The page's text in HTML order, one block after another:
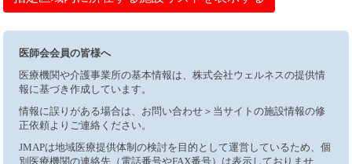
医師会会員の皆様へ
医療機関や介護事業所の基本情報は、株式会社ウェルネスの提供情
報に基づき作成しています。
情報に誤りがある場合は、お問い合わせ＞当サイトの施設情報の修
正依頼よりご連絡ください。
JMAPは地域医療提供体制の検討を目的として運営しているため、個
別医療機関の連絡先（電話番号やFAX番号）は表示しておりませ